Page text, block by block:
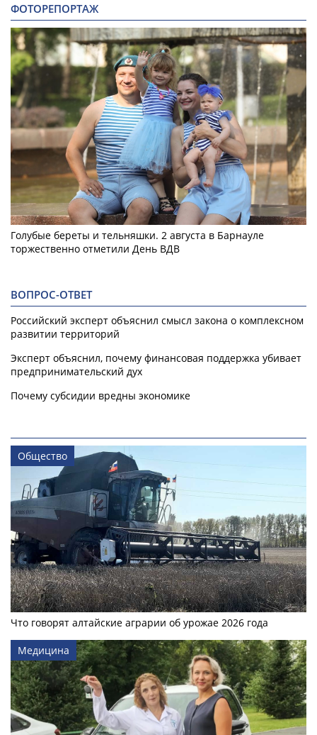
ФОТОРЕПОРТАЖ
Голубые береты и тельняшки. 2 августа в Барнауле
торжественно отметили День ВДВ
ВОПРОС-ОТВЕТ
Российский эксперт объяснил смысл закона о комплексном
развитии территорий
Эксперт объяснил, почему финансовая поддержка убивает
предпринимательский дух
Почему субсидии вредны экономике
Общество
Что говорят алтайские аграрии об урожае 2026 года
Медицина